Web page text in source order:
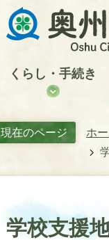
くらし・手続き
現在のページ ホ
学校支援